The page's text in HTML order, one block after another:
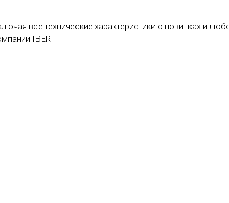
все технические характеристики о новинках и
IBERI.